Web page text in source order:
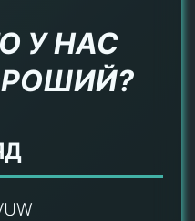
У НАС